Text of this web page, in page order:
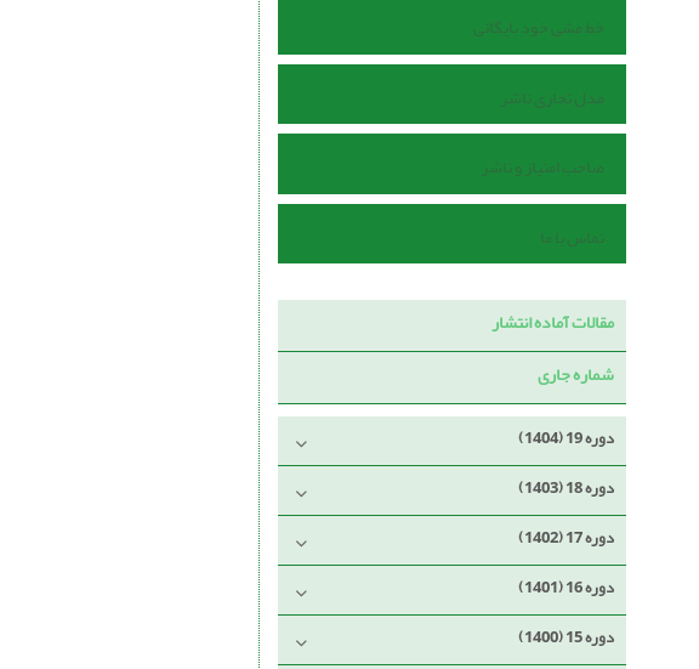
خط مشی خود بایگانی
مدل تجاری ناشر
صاحب امتیاز و ناشر
تماس با ما
مقالات آماده انتشار
شماره جاری
دوره 19 (1404)
دوره 18 (1403)
دوره 17 (1402)
دوره 16 (1401)
دوره 15 (1400)